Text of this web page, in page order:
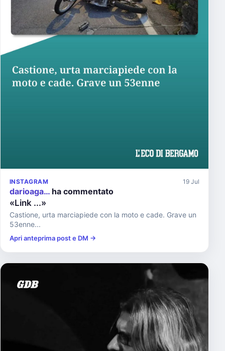
INSTAGRAM 19 Jul
darioaga… ha commentato
«Link ...»
Castione, urta marciapiede con la moto e cade. Grave un
53enne...
Apri anteprima post e DM →